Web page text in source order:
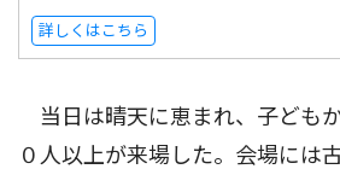
詳しくはこちら
当日は晴天に恵まれ、子ども
０人以上が来場した。会場には